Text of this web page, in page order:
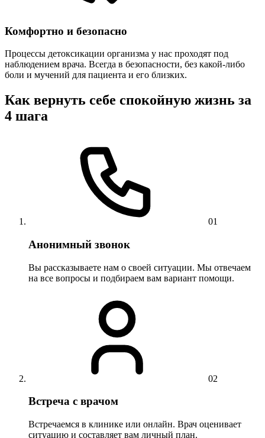
Комфортно и безопасно
Процессы детоксикации организма у нас проходят под
наблюдением врача. Всегда в безопасности, без какой-либо
боли и мучений для пациента и его близких.
Как вернуть себе спокойную жизнь за
4 шага
01
Анонимный звонок
Вы рассказываете нам о своей ситуации. Мы отвечаем
на все вопросы и подбираем вам вариант помощи.
02
Встреча с врачом
Встречаемся в клинике или онлайн. Врач оценивает
ситуацию и составляет вам личный план.